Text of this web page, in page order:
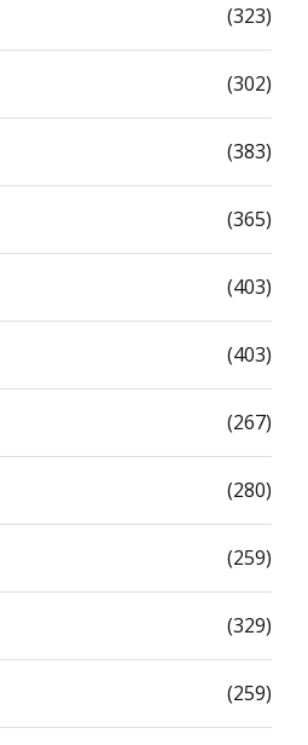
(323)
(302)
(383)
(365)
(403)
(403)
(267)
(280)
(259)
(329)
(259)